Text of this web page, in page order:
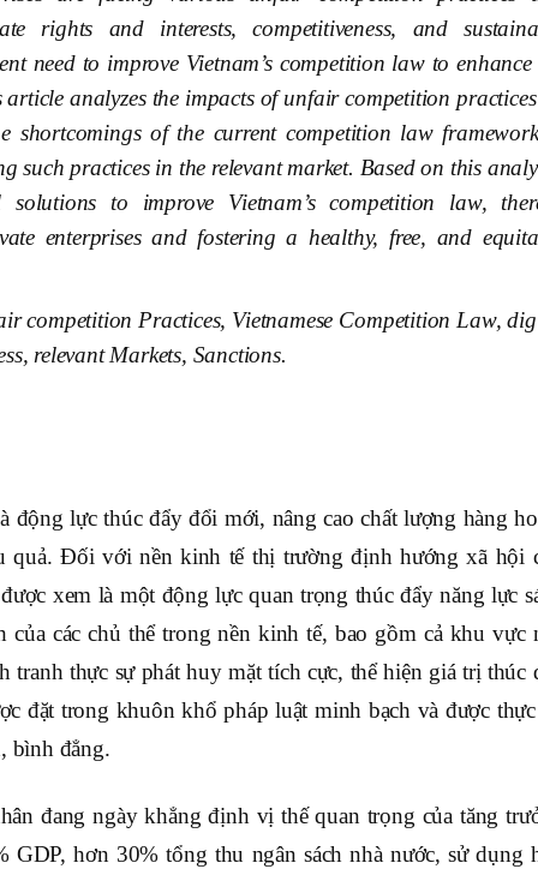
rights and interests, competitiveness, and
need to improve Vietnam’s competition law to enhance
analyzes the impacts of unfair competition
shortcomings of the current competition law
such practices in the relevant market. Based on this
to improve Vietnam’s competition law,
enterprises and fostering a healthy, free, and
competition Practices, Vietnamese Competition Law,
relevant Markets, Sanctions.
động lực thúc đẩy đổi mới, nâng cao chất lượng hàng
quả.Đối với nền kinh tế thị trường định hướng xã hội
xem là một động lực quan trọng thúc đẩy năng lực
của các chủ thể trong nền kinh tế, bao gồm cả khu vực
tranh thực sự phát huy mặt tích cực, thể hiện giá trị thúc
đặt trong khuôn khổ pháp luật minh bạch và được
bình đẳng.
đang ngày khẳng định vị thế quan trọng của tăng
hơn 30% tổng thu ngân sách nhà nước, sử dụng